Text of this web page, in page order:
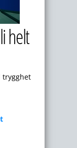
helt
trygghet